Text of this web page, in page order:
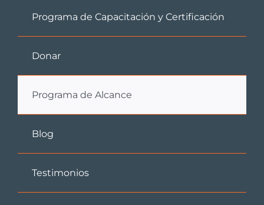
Programa de Capacitación y Certificación
Donar
Programa de Alcance
Blog
Testimonios